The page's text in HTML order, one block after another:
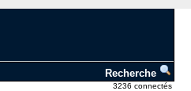
Recherche
3236 connectés